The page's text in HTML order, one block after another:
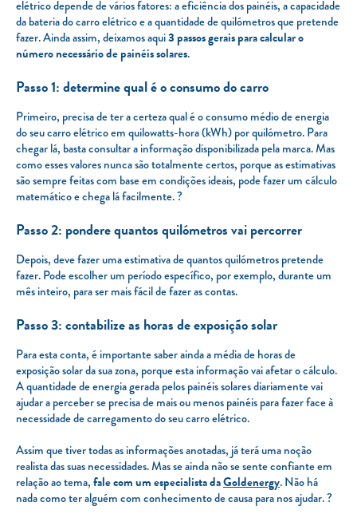
elétrico depende de vários fatores: a eficiência dos painéis, a capacidade
da bateria do carro elétrico e a quantidade de quilómetros que pretende
fazer. Ainda assim, deixamos aqui3 passos gerais para calcular o
número necessário de painéis solares.
Passo 1: determine qual é o consumo do carro
Primeiro, precisa de ter a certeza qual é o consumo médio de energia
do seu carro elétrico em quilowatts-hora (kWh) por quilómetro. Para
chegar lá, basta consultar a informação disponibilizada pela marca. Mas
como esses valores nunca são totalmente certos, porque as estimativas
são sempre feitas com base em condições ideais, pode fazer um cálculo
matemático e chega lá facilmente. ?
Passo 2: pondere quantos quilómetros vai percorrer
Depois, deve fazer uma estimativa de quantos quilómetros pretende
fazer. Pode escolher um período específico, por exemplo, durante um
mês inteiro, para ser mais fácil de fazer as contas.
Passo 3: contabilize as horas de exposição solar
Para esta conta, é importante saber ainda a média de horas de
exposição solar da sua zona, porque esta informação vai afetar o cálculo.
A quantidade de energia gerada pelos painéis solares diariamente vai
ajudar a perceber se precisa de mais ou menos painéis para fazer face à
necessidade de carregamento do seu carro elétrico.
Assim que tiver todas as informações anotadas, já terá uma noção
realista das suas necessidades. Mas se ainda não se sente confiante em
relação ao tema,fale com um especialista daGoldenergy. Não há
nada como ter alguém com conhecimento de causa para nos ajudar. ?